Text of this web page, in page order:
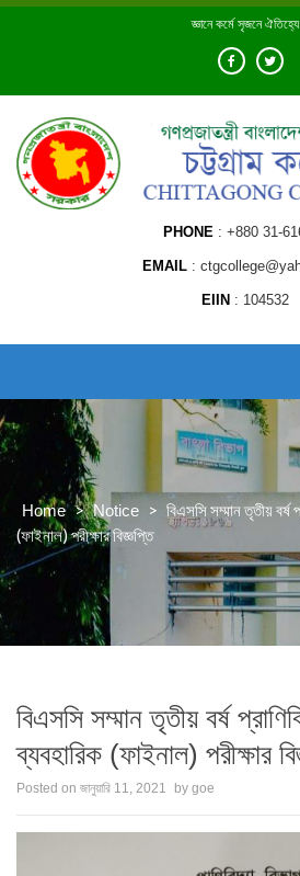
Skip
জ্ঞানে কর্মে সৃজনে ঐতিহ্যে
PHONE +880 31-
EMAIL
EIIN 104532
Home > Notice > বিএসসি সম্মান তৃতীয় বর্ষ
(ফাইনাল) পরীক্ষার বিজ্ঞপ্তি
বিএসসি সম্মান তৃতীয় বর্ষ
ব্যবহারিক (ফাইনাল) পরীক্ষার
Posted on জানুয়ারি 11, 2021 by goe